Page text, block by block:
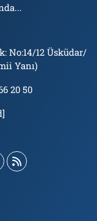
No:14/12 Üsküdar/
Yanı)
20 50